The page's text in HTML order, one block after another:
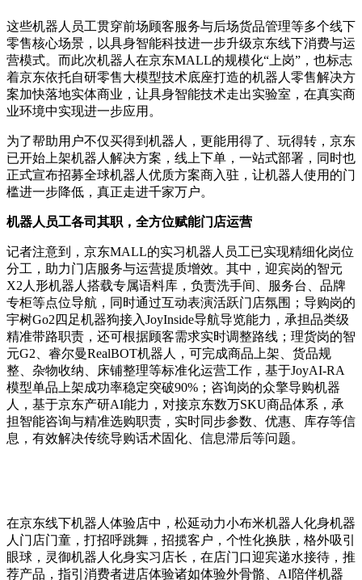
这些机器人员工贯穿前场顾客服务与后场货品管理等多个线下
零售核心场景，以具身智能科技进一步升级京东线下消费与运
营模式。而此次机器人在京东MALL的规模化“上岗”，也标志
着京东依托自研零售大模型技术底座打造的机器人零售解决方
案加快落地实体商业，让具身智能技术走出实验室，在真实商
业环境中实现进一步应用。
为了帮助用户不仅买得到机器人，更能用得了、玩得转，京东
已开始上架机器人解决方案，线上下单，一站式部署，同时也
正式宣布招募全球机器人优质方案商入驻，让机器人使用的门
槛进一步降低，真正走进千家万户。
机器人员工各司其职，全方位赋能门店运营
记者注意到，京东MALL的实习机器人员工已实现精细化岗位
分工，助力门店服务与运营提质增效。其中，迎宾岗的智元
X2人形机器人搭载专属语料库，负责洗手间、服务台、品牌
专柜等点位导航，同时通过互动表演活跃门店氛围；导购岗的
宇树Go2四足机器狗接入JoyInside导航导览能力，承担品类级
精准带路职责，还可根据顾客需求实时调整路线；理货岗的智
元G2、睿尔曼RealBOT机器人，可完成商品上架、货品规
整、杂物收纳、床铺整理等标准化运营工作，基于JoyAI-RA
模型单品上架成功率稳定突破90%；咨询岗的众擎导购机器
人，基于京东产研AI能力，对接京东数万SKU商品体系，承
担智能咨询与精准选购职责，实时同步参数、优惠、库存等信
息，有效解决传统导购话术固化、信息滞后等问题。
在京东线下机器人体验店中，松延动力小布米机器人化身机器
人门店门童，打招呼跳舞，招揽客户，个性化换肤，格外吸引
眼球，灵御机器人化身实习店长，在店门口迎宾递水接待，推
荐产品，指引消费者进店体验诸如体验外骨骼、AI陪伴机器